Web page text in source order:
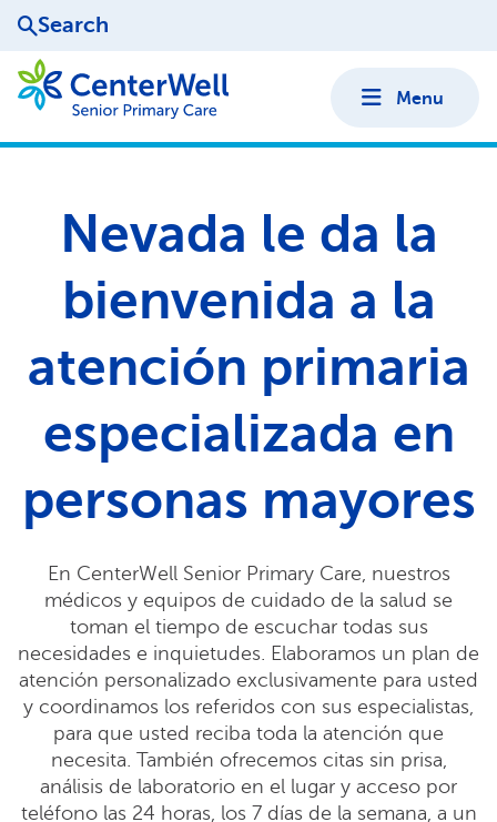
Search
Menu
Nevada le da la
bienvenida a la
atención primaria
especializada en
personas mayores
En CenterWell Senior Primary Care, nuestros
médicos y equipos de cuidado de la salud se
toman el tiempo de escuchar todas sus
necesidades e inquietudes. Elaboramos un plan de
atención personalizado exclusivamente para usted
y coordinamos los referidos con sus especialistas,
para que usted reciba toda la atención que
necesita. También ofrecemos citas sin prisa,
análisis de laboratorio en el lugar y acceso por
teléfono las 24 horas, los 7 días de la semana, a un